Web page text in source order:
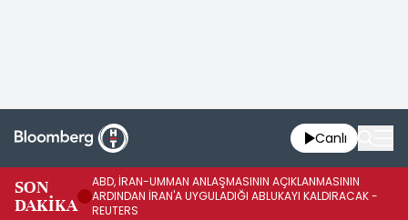
Canlı
SON
DAKİKA
ABD, İRAN-UMMAN ANLAŞMASININ AÇIKLANMASININ
ARDINDAN İRAN'A UYGULADIĞI ABLUKAYI KALDIRACAK -
REUTERS